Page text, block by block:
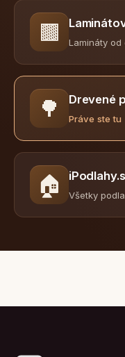
🟫 Lamináty
🌳 Drevené
Práve ste tu
🏠 Všetky